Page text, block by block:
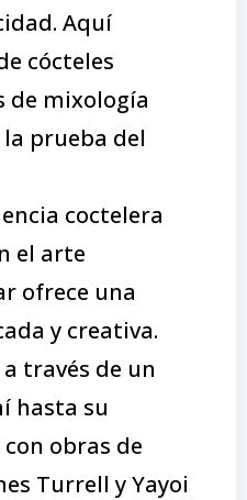
Aquí
cócteles
de mixología
prueba del
coctelera
el arte
ofrece una
y creativa.
través de un
hasta su
obras de
Turrell y Yayoi